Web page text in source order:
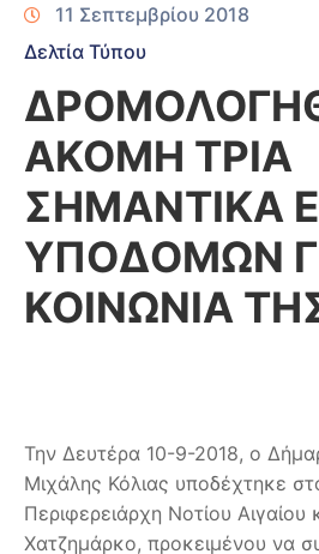
11 Σεπτεμβρίου 2018
Δελτία Τύπου
ΑΚΟΜΗ ΤΡΙΑ
ΣΗΜΑΝΤΙΚΑ
ΥΠΟΔΟΜΩΝ
ΚΟΙΝΩΝΙΑ
Την Δευτέρα 10-9-2018, ο
Μιχάλης Κόλιας υποδέχτηκε
Περιφερειάρχη Νοτίου Αιγαίου
Χατζημάρκο, προκειμένου να